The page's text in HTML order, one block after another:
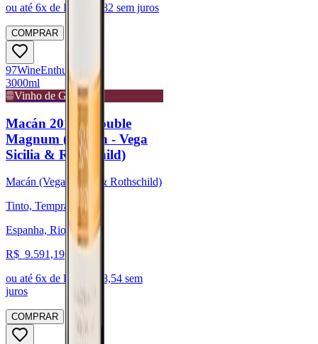
ou até 6x de R$ 365,82 sem juros
COMPRAR
97WineEnthusiast
3000ml
Vinho de Guarda
Macán 2019 - Double
Magnum (Macán - Vega
Sicilia & Rothschild)
Macán (Vega Sicilia & Rothschild)
Tinto, Tempranillo
Espanha, Rioja
R$ 9.591,19
ou até 6x de R$ 1.598,54 sem
juros
COMPRAR